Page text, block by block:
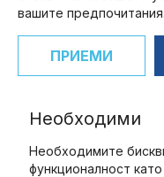
Ukuran
Вашето
вашите предпочитания.
ПРИЕМИ
Необходими
Необходимите
функционалност